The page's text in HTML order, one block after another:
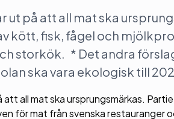
ut på att all mat ska
kött, fisk, fågel och
storkök. * Det andra
ska vara ekologisk till
all mat ska ursprungsmärkas.
för mat från svenska restauranger